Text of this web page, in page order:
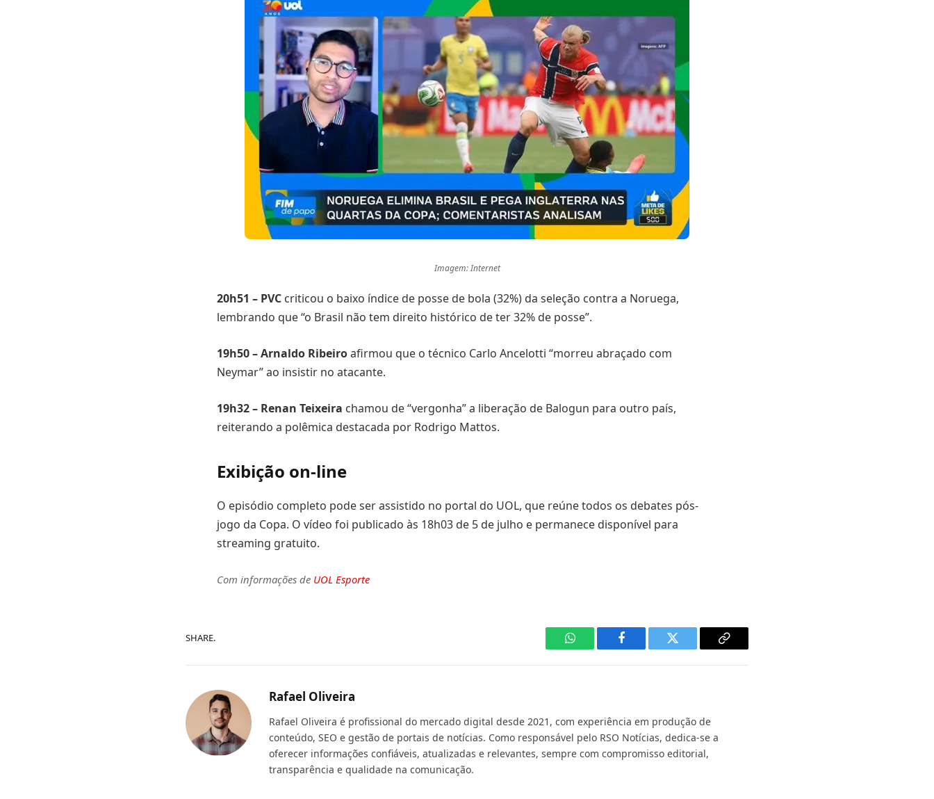
Imagem: Internet
20h51 – PVC criticou o baixo índice de posse de bola (32%) da seleção contra a Noruega,
lembrando que “o Brasil não tem direito histórico de ter 32% de posse”.
19h50 – Arnaldo Ribeiroafirmou que o técnico Carlo Ancelotti “morreu abraçado com
Neymar” ao insistir no atacante.
19h32 – Renan Teixeira chamou de “vergonha” a liberação de Balogun para outro país,
reiterando a polêmica destacada por Rodrigo Mattos.
Exibição on-line
O episódio completo pode ser assistido no portal do UOL, que reúne todos os debates pós-
jogo da Copa. O vídeo foi publicado às 18h03 de 5 de julho e permanece disponível para
streaming gratuito.
Com informações de UOL Esporte
SHARE.
WhatsAppFacebook Twitter
Copy
Rafael Oliveira
Rafael Oliveira é profissional do mercado digital desde 2021, com experiência em produção de
conteúdo, SEO e gestão de portais de notícias. Como responsável pelo RSO Notícias, dedica-se a
oferecer informações confiáveis, atualizadas e relevantes, sempre com compromisso editorial,
transparência e qualidade na comunicação.